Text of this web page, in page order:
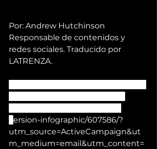
Por: Andrew Hutchinson
Responsable de contenidos y
redes sociales. Traducido por
LATRENZA.
ersion-infographic/607586/?
utm_source=ActiveCampaign&ut
m_medium=email&utm_content=